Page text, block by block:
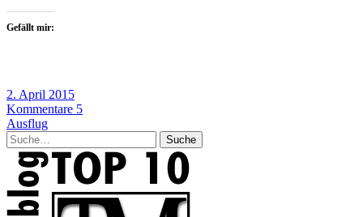
Gefällt mir:
2. April 2015
Kommentare 5
Ausflug
Suche